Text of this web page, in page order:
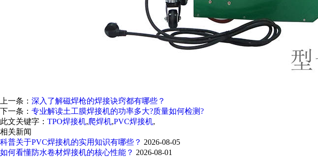
上一条： 深入了解磁焊枪的焊接诀窍都有哪些？
下一条： 专业解读土工膜焊接机的功率多大?质量如何检测?
此文关键字： TPO焊接机,爬焊机,PVC焊接机,
相关新闻
科普关于PVC焊接机的实用知识有哪些？ 2026-08-05
如何看懂防水卷材焊接机的核心性能？ 2026-08-01